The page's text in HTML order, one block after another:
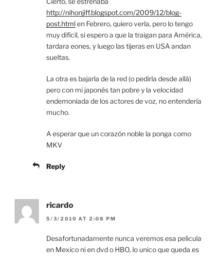
http://nihonjiff.blogspot.com/2009/12/blog-
post.htmlen Febrero, quiero verla, pero lo tengo
muy difícil, si espero a que la traigan para América,
tardara eones, y luego las tijeras en USA andan
sueltas.
La otra es bajarla de la red (o pedirla desde allá)
pero con mi japonés tan pobre y la velocidad
endemoniada de los actores de voz, no entendería
mucho.
A esperar que un corazón noble la ponga como
MKV
Reply
ricardo
5/3/2010 AT 2:08 PM
Desafortunadamente nunca veremos esa pelicula
en Mexico ni en dvd o HBO, lo unico que queda es